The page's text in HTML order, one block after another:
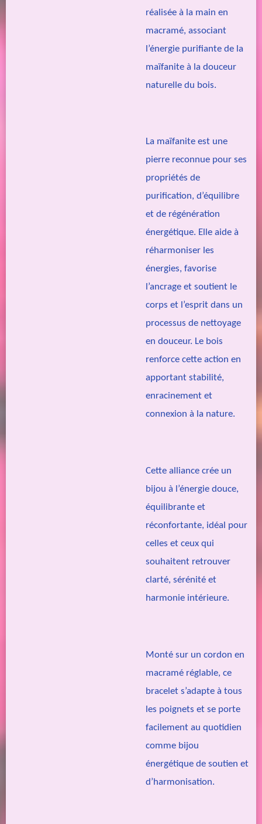
réalisée à la main en
macramé, associant
l’énergie purifiante de la
maïfanite à la douceur
naturelle du bois.
La maïfanite est une
pierre reconnue pour ses
propriétés de
purification, d’équilibre
et de régénération
énergétique. Elle aide à
réharmoniser les
énergies, favorise
l’ancrage et soutient le
corps et l’esprit dans un
processus de nettoyage
en douceur. Le bois
renforce cette action en
apportant stabilité,
enracinement et
connexion à la nature.
Cette alliance crée un
bijou à l’énergie douce,
équilibrante et
réconfortante, idéal pour
celles et ceux qui
souhaitent retrouver
clarté, sérénité et
harmonie intérieure.
Monté sur un cordon en
macramé réglable, ce
bracelet s’adapte à tous
les poignets et se porte
facilement au quotidien
comme bijou
énergétique de soutien et
d’harmonisation.